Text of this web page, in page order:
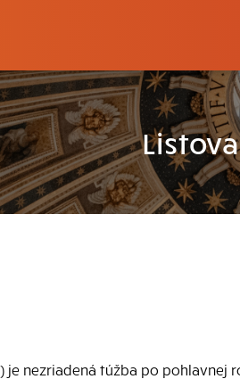
) je nezriadená túžba po pohlavnej